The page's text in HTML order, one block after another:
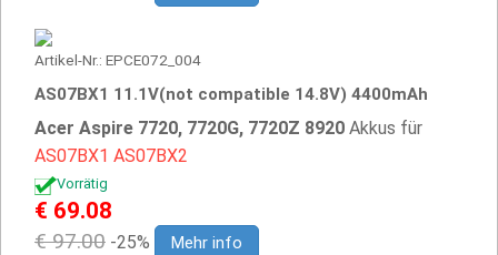
Artikel-Nr.: EPCE072_004
AS07BX1 11.1V(not compatible 14.8V) 4400mAh
Acer Aspire 7720, 7720G, 7720Z 8920 Akkus für
AS07BX1 AS07BX2
Vorrätig
€ 69.08
€ 97.00 -25% Mehr info